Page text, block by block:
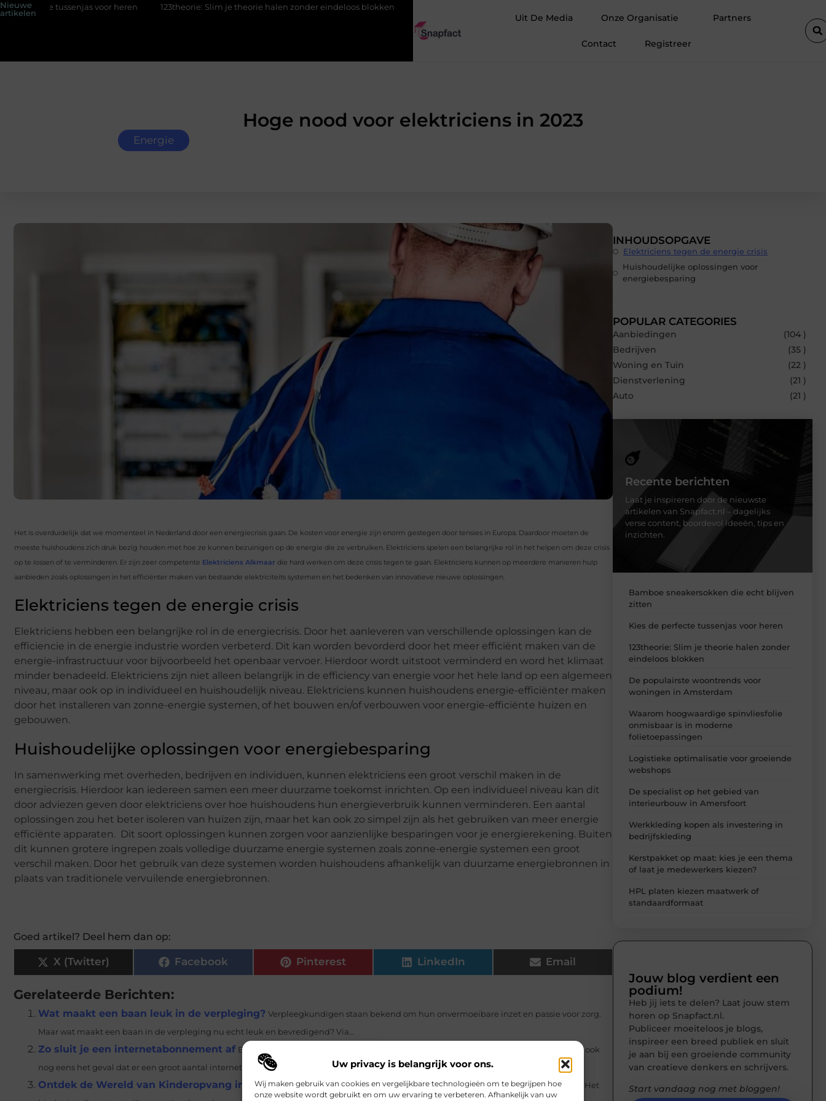
Uw privacy is belangrijk voor ons.
Wij maken gebruik van cookies en vergelijkbare technologieën om te begrijpen hoe
onze website wordt gebruikt en om uw ervaring te verbeteren. Afhankelijk van uw
Nieuwe
artikelen
voor heren 123theorie: Slim je theorie halen zonder eindeloos blokken De populairste woontrends voor woningen in Amsterdam
Uit De Media Onze Organisatie Partners
Contact Registreer
Hoge nood voor elektriciens in 2023
Energie
Het is overduidelijk dat we momenteel in Nederland door een energiecrisis gaan. De kosten voor energie zijn enorm gestegen door tensies in Europa. Daardoor moeten de
meeste huishoudens zich druk bezig houden met hoe ze kunnen bezuinigen op de energie die ze verbruiken. Elektriciens spelen een belangrijke rol in het helpen om deze crisis
op te lossen of te verminderen. Er zijn zeer competente Elektriciens Alkmaar die hard werken om deze crisis tegen te gaan. Elektriciens kunnen op meerdere manieren hulp
aanbieden zoals oplossingen in het efficiënter maken van bestaande elektriciteits systemen en het bedenken van innovatieve nieuwe oplossingen.
Elektriciens tegen de energie crisis
Elektriciens hebben een belangrijke rol in de energiecrisis. Door het aanleveren van verschillende oplossingen kan de
efficiencie in de energie industrie worden verbeterd. Dit kan worden bevorderd door het meer efficiënt maken van de
energie-infrastructuur voor bijvoorbeeld het openbaar vervoer. Hierdoor wordt uitstoot verminderd en word het klimaat
minder benadeeld. Elektriciens zijn niet alleen belangrijk in de efficiency van energie voor het hele land op een algemeen
niveau, maar ook op in individueel en huishoudelijk niveau. Elektriciens kunnen huishoudens energie-efficiënter maken
door het installeren van zonne-energie systemen, of het bouwen en/of verbouwen voor energie-efficiënte huizen en
gebouwen.
Huishoudelijke oplossingen voor energiebesparing
In samenwerking met overheden, bedrijven en individuen, kunnen elektriciens een groot verschil maken in de
energiecrisis. Hierdoor kan iedereen samen een meer duurzame toekomst inrichten. Op een individueel niveau kan dit
door adviezen geven door elektriciens over hoe huishoudens hun energieverbruik kunnen verminderen. Een aantal
oplossingen zou het beter isoleren van huizen zijn, maar het kan ook zo simpel zijn als het gebruiken van meer energie
efficiënte apparaten. Dit soort oplossingen kunnen zorgen voor aanzienlijke besparingen voor je energierekening. Buiten
dit kunnen grotere ingrepen zoals volledige duurzame energie systemen zoals zonne-energie systemen een groot
verschil maken. Door het gebruik van deze systemen worden huishoudens afhankelijk van duurzame energiebronnen in
plaats van traditionele vervuilende energiebronnen.
Goed artikel? Deel hem dan op:
X (Twitter) Facebook Pinterest LinkedIn Email
Gerelateerde Berichten:
Wat maakt een baan leuk in de verpleging? Verpleegkundigen staan bekend om hun onvermoeibare inzet en passie voor zorg.
Maar wat maakt een baan in de verpleging nu echt leuk en bevredigend? Via...
Zo sluit je een internetabonnement af Er zijn ontzettend veel verschillende soorten internetabonnementen. Daarnaast is het ook
nog eens het geval dat er een groot aantal internetproviders zijn die deze internet...
Ontdek de Wereld van Kinderopvang in Emmen Kinderopvang speelt een essentiële rol in de gemeenschap van Emmen. Het
INHOUDSOPGAVE
Elektriciens tegen de energie crisis
Huishoudelijke oplossingen voor
energiebesparing
POPULAR CATEGORIES
Aanbiedingen
(104 )
Bedrijven
(35 )
Woning en Tuin
(22 )
Dienstverlening
(21 )
Auto
(21 )
Recente berichten
Laat je inspireren door de nieuwste
artikelen van Snapfact.nl – dagelijks
verse content, boordevol ideeën, tips en
inzichten.
Bamboe sneakersokken die echt blijven
zitten
Kies de perfecte tussenjas voor heren
123theorie: Slim je theorie halen zonder
eindeloos blokken
De populairste woontrends voor
woningen in Amsterdam
Waarom hoogwaardige spinvliesfolie
onmisbaar is in moderne
folietoepassingen
Logistieke optimalisatie voor groeiende
webshops
De specialist op het gebied van
interieurbouw in Amersfoort
Werkkleding kopen als investering in
bedrijfskleding
Kerstpakket op maat: kies je een thema
of laat je medewerkers kiezen?
HPL platen kiezen maatwerk of
standaardformaat
Jouw blog verdient een
podium!
Heb jij iets te delen? Laat jouw stem
horen op Snapfact.nl.
Publiceer moeiteloos je blogs,
inspireer een breed publiek en sluit
je aan bij een groeiende community
van creatieve denkers en schrijvers.
Start vandaag nog met bloggen!